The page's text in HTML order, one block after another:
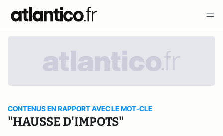
CONTENUS EN RAPPORT AVEC LE MOT-CLE
"HAUSSE D'IMPOTS"